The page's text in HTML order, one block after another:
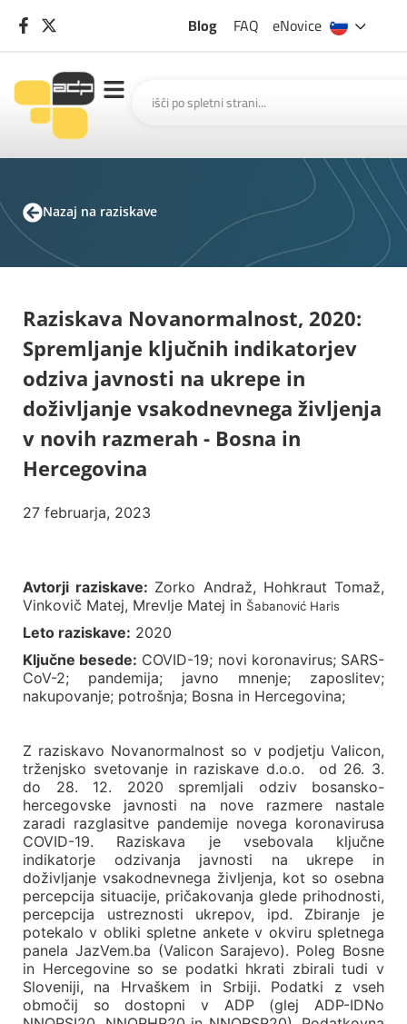
Blog FAQ eNovice
Nazaj na raziskave
Raziskava Novanormalnost, 2020:
Spremljanje ključnih indikatorjev
odziva javnosti na ukrepe in
doživljanje vsakodnevnega življenja
v novih razmerah - Bosna in
Hercegovina
27 februarja, 2023
Avtorji raziskave: Zorko Andraž, Hohkraut Tomaž,
Vinkovič Matej, Mrevlje Matej in Šabanović Haris
Leto raziskave: 2020
Ključne besede: COVID-19; novi koronavirus; SARS-
CoV-2; pandemija; javno mnenje; zaposlitev;
nakupovanje; potrošnja; Bosna in Hercegovina;
Z raziskavo Novanormalnost so v podjetju Valicon,
trženjsko svetovanje in raziskave d.o.o. od 26. 3.
do 28. 12. 2020 spremljali odziv bosansko-
hercegovske javnosti na nove razmere nastale
zaradi razglasitve pandemije novega koronavirusa
COVID-19. Raziskava je vsebovala ključne
indikatorje odzivanja javnosti na ukrepe in
doživljanje vsakodnevnega življenja, kot so osebna
percepcija situacije, pričakovanja glede prihodnosti,
percepcija ustreznosti ukrepov, ipd. Zbiranje je
potekalo v obliki spletne ankete v okviru spletnega
panela JazVem.ba (Valicon Sarajevo). Poleg Bosne
in Hercegovine so se podatki hkrati zbirali tudi v
Sloveniji, na Hrvaškem in Srbiji. Podatki z vseh
območij so dostopni v ADP (glej ADP-IDNo